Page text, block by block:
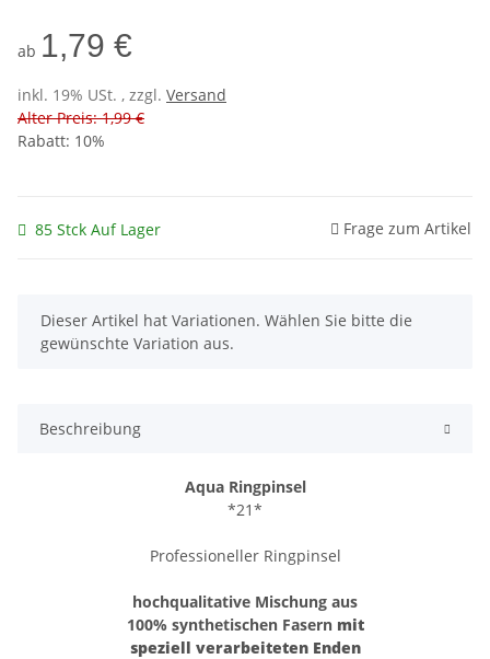
ab 1,79 €
inkl. 19% USt. , zzgl. Versand
Alter Preis: 1,99 €
Rabatt: 10%
85 Stck Auf Lager Frage zum Artikel
x
Dieser Artikel hat Variationen. Wählen Sie bitte die
gewünschte Variation aus.
Beschreibung
Aqua Ringpinsel
*21*
Professioneller Ringpinsel
hochqualitative Mischung aus
100% synthetischen Fasern mit
speziell verarbeiteten Enden